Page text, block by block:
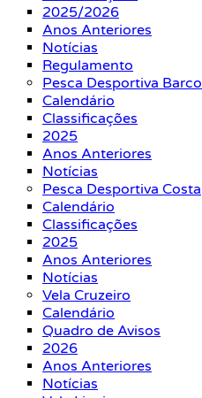
2025/2026
Anos Anteriores
Notícias
Regulamento
Pesca Desportiva Barco
Calendário
Classificações
2025
Anos Anteriores
Notícias
Pesca Desportiva Costa
Calendário
Classificações
2025
Anos Anteriores
Notícias
Vela Cruzeiro
Calendário
Quadro de Avisos
2026
Anos Anteriores
Notícias